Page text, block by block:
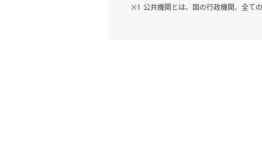
※1 公共機関とは、国の行政機関、全て